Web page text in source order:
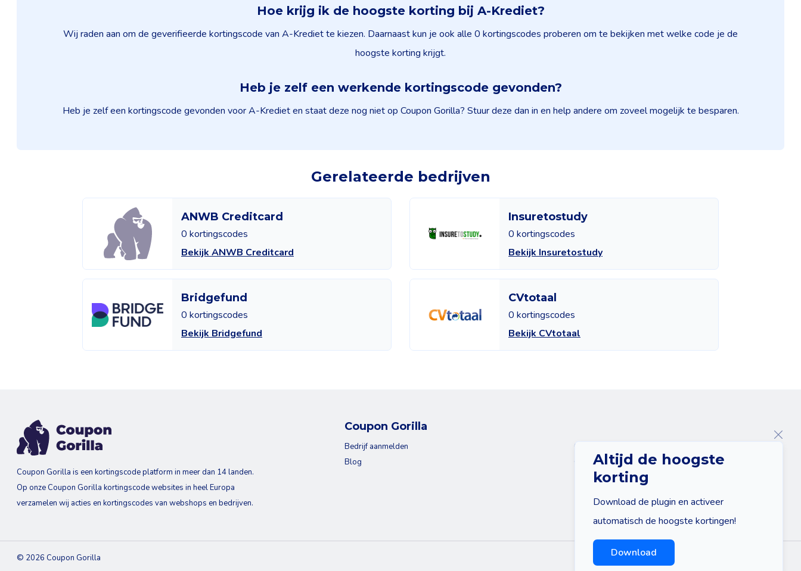
Hoe krijg ik de hoogste korting bij A-Krediet?
Wij raden aan om de geverifieerde kortingscode van A-Krediet te kiezen. Daarnaast kun je ook alle 0 kortingscodes proberen om te bekijken met welke code je de
hoogste korting krijgt.
Heb je zelf een werkende kortingscode gevonden?
Heb je zelf een kortingscode gevonden voor A-Krediet en staat deze nog niet op Coupon Gorilla? Stuur deze dan in en help andere om zoveel mogelijk te besparen.
Gerelateerde bedrijven
ANWB Creditcard
0 kortingscodes
Bekijk ANWB Creditcard
Insuretostudy
0 kortingscodes
Bekijk Insuretostudy
Bridgefund
0 kortingscodes
Bekijk Bridgefund
CVtotaal
0 kortingscodes
Bekijk CVtotaal
Altijd de hoogste
korting
Download de plugin en activeer
automatisch de hoogste kortingen!
Download
Coupon Gorilla is een kortingscode platform in meer dan 14 landen.
Op onze Coupon Gorilla kortingscode websites in heel Europa
verzamelen wij acties en kortingscodes van webshops en bedrijven.
Coupon Gorilla
Bedrijf aanmelden
Blog
Over ons
Contact
© 2026 Coupon Gorilla Sitemap